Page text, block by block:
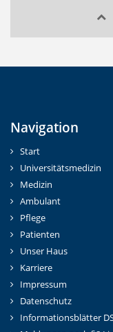
Navigation
Start
Universitätsmedizin
Medizin
Ambulant
Pflege
Patienten
Unser Haus
Karriere
Impressum
Datenschutz
Informationsblätter